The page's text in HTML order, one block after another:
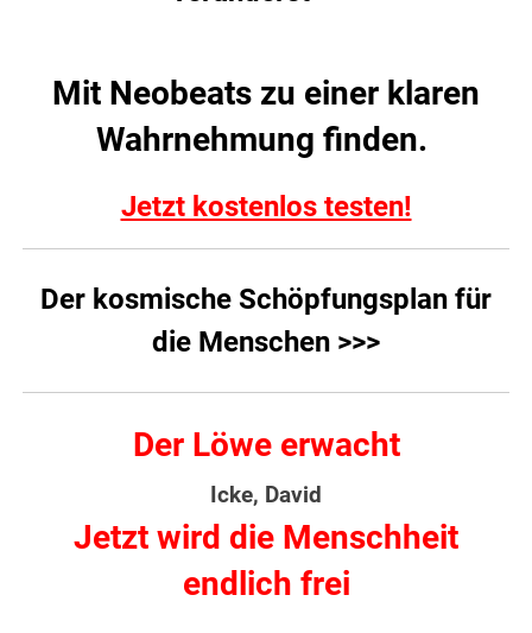
Mit Neobeats zu einer klaren
Wahrnehmung finden.
Jetzt kostenlos testen!
Der kosmische Schöpfungsplan für
die Menschen >>>
Der Löwe erwacht
Icke, David
Jetzt wird die Menschheit
endlich frei